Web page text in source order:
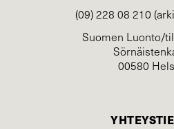
(09) 228 08 210
Suomen Luonto/
00580